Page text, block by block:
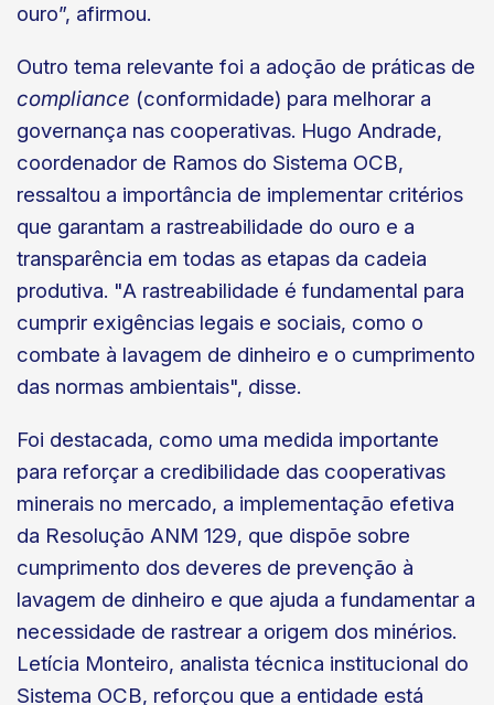
ouro”, afirmou.
Outro tema relevante foi a adoção de práticas de
compliance (conformidade) para melhorar a
governança nas cooperativas. Hugo Andrade,
coordenador de Ramos do Sistema OCB,
ressaltou a importância de implementar critérios
que garantam a rastreabilidade do ouro e a
transparência em todas as etapas da cadeia
produtiva. "A rastreabilidade é fundamental para
cumprir exigências legais e sociais, como o
combate à lavagem de dinheiro e o cumprimento
das normas ambientais", disse.
Foi destacada, como uma medida importante
para reforçar a credibilidade das cooperativas
minerais no mercado, a implementação efetiva
da Resolução ANM 129, que dispõe sobre
cumprimento dos deveres de prevenção à
lavagem de dinheiro e que ajuda a fundamentar a
necessidade de rastrear a origem dos minérios.
Letícia Monteiro, analista técnica institucional do
Sistema OCB, reforçou que a entidade está